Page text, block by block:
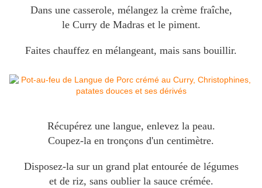
Dans une casserole, mélangez la crème fraîche,
le Curry de Madras et le piment.
Faites chauffez en mélangeant, mais sans bouillir.
Récupérez une langue, enlevez la peau.
Coupez-la en tronçons d'un centimètre.
Disposez-la sur un grand plat entourée de légumes
et de riz, sans oublier la sauce crémée.